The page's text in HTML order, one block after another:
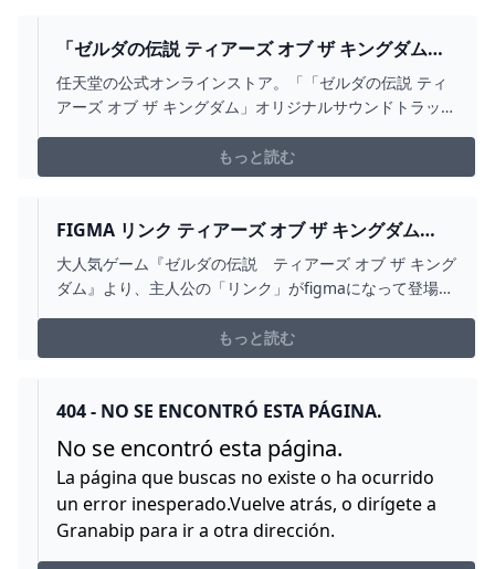
「ゼルダの伝説 ティアーズ オブ ザ キングダム」
オリジナルサウンドトラック【初回数量限定生産
盤】 MY NINTENDO STORE（マイニンテンドー
任天堂の公式オンラインストア。「「ゼルダの伝説 ティ
アーズ オブ ザ キングダム」オリジナルサウンドトラック
ドーストアではNintendo Switch（スイッチ）やゲームソ
フト、ストア限定、オリジナルの商品を販売していま
もっと読む
FIGMA リンク ティアーズ オブ ザ キングダム
VER. DXエディション｜グッドスマイルカンパニ
ー公式ショップ
大人気ゲーム『ゼルダの伝説 ティアーズ オブ ザ キング
ダム』より、主人公の「リンク」がfigmaになって登場！
ョンパーツ：「マスターソード」「ハイリアの盾」「ハ
イリアのフード」「パラセール」「ロケット」「ロケッ
ーレルーフエフェクトパーツ」「旅人の盾」「岩ハンマ
負うことが可能
もっと読む
404 - NO SE ENCONTRÓ ESTA PÁGINA.
No se encontró esta página.
La página que buscas no existe o ha ocurrido
un error inesperado.Vuelve atrás, o dirígete a
Granabip para ir a otra dirección.